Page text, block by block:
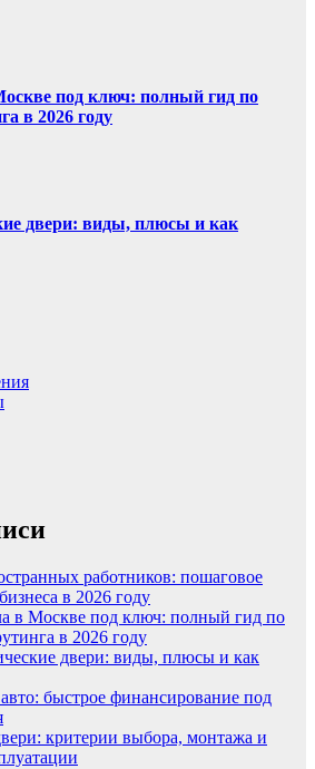
под ключ: полный гид по
в 2026 году
двери: виды, плюсы и как
работников: пошаговое
в 2026 году
в Москве под ключ: полный гид по
в 2026 году
двери: виды, плюсы и как
быстрое финансирование под
критерии выбора, монтажа и